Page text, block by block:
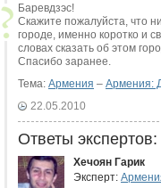
Баревдзэс!
Скажите пожалуйста, что
городе, именно коротко и
словах сказать об этом
Спасибо заранее.
Тема: Армения – Армения:
22.05.2010
Ответы экспертов:
Хечоян Гарик
Эксперт: